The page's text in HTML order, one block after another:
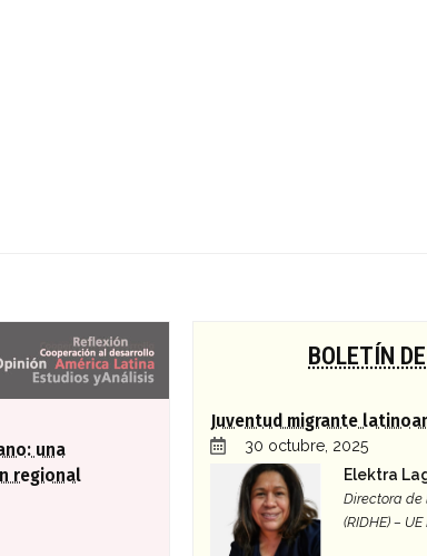
una
regional
BOLETÍN
Juventud migrante
30 octubre, 2025
Elektra
Directora de
(RIDHE) – UE